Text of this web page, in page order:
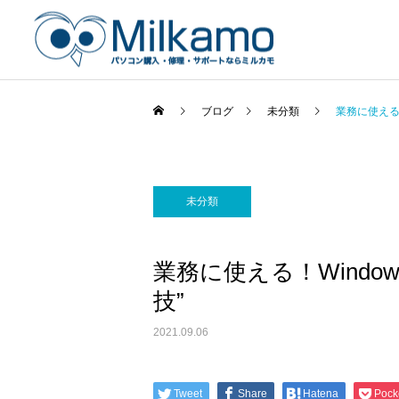
ブログ 未分類 業務に使え
未分類
業務に使える！
技”
2021.09.06
Tweet Share Hatena